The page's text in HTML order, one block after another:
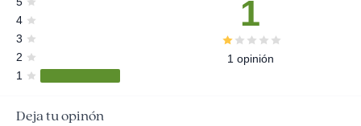
4
3
2
1
1
1 opinión
Deja tu opinón